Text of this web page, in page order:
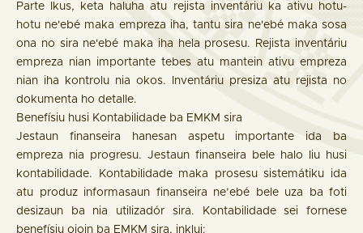
Parte Ikus, keta haluha atu rejista inventáriu ka ativu hotu-
hotu ne'ebé maka empreza iha, tantu sira ne'ebé maka sosa
ona no sira ne'ebé maka iha hela prosesu. Rejista inventáriu
empreza nian importante tebes atu mantein ativu empreza
nian iha kontrolu nia okos. Inventáriu presiza atu rejista no
dokumenta ho detalle.
Benefísiu husi Kontabilidade ba EMKM sira
Jestaun finanseira hanesan aspetu importante ida ba
empreza nia progresu. Jestaun finanseira bele halo liu husi
kontabilidade. Kontabilidade maka prosesu sistemátiku ida
atu produz informasaun finanseira ne’ebé bele uza ba foti
desizaun ba nia utilizadór sira. Kontabilidade sei fornese
benefísiu oioin ba EMKM sira, inklui: